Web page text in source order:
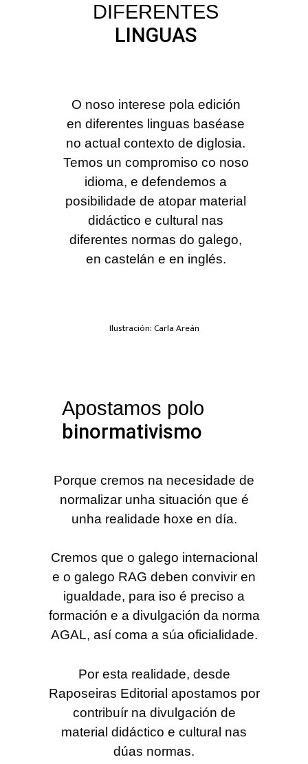
DIFERENTES
LINGUAS
O noso interese pola edición
en diferentes linguas baséase
no actual contexto de diglosia.
Temos un compromiso co noso
idioma, e defendemos a
posibilidade de atopar material
didáctico e cultural nas
diferentes normas do galego,
en castelán e en inglés.
Ilustración: Carla Areán
Apostamos polo
binormativismo
Porque cremos na necesidade de
normalizar unha situación que é
unha realidade hoxe en día.
Cremos que o galego internacional
e o galego RAG deben convivir en
igualdade, para iso é preciso a
formación e a divulgación da norma
AGAL, así coma a súa oficialidade.
Por esta realidade, desde
Raposeiras Editorial apostamos por
contribuír na divulgación de
material didáctico e cultural nas
dúas normas.